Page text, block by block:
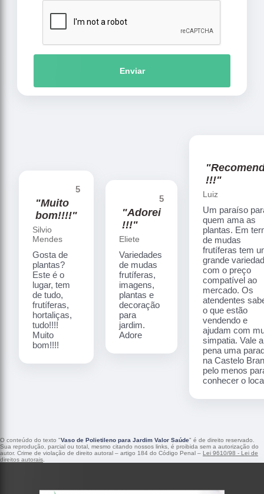
Enviar
5
"Muito
bom!!!!"
Silvio
Mendes
Gosta de
plantas?
Este é o
lugar, tem
de tudo,
frutíferas,
hortaliças,
tudo!!!!
Muito
bom!!!!
5
"Adorei
!!!"
Eliete
Variedades
de mudas
frutíferas,
imagens,
plantas e
decoração
para
jardim.
Adore
!!!"
Luiz
Um paraíso
quem ama as
plantas. Em
de mudas
frutíferas tem
grande
com o preço
compatível ao
mercado. Os
atendentes
o que estão
vendendo e
ajudam com
simpatia. Vale a
pena uma
na Castelo
pelo menos
conhecer o
O conteúdo do texto "Vaso de Polietileno para Jardim Valor Saúde" é de direito reservado.
Sua reprodução, parcial ou total, mesmo citando nossos links, é proibida sem a autorização do
autor. Crime de violação de direito autoral – artigo 184 do Código Penal – Lei 9610/98 - Lei de
direitos autorais